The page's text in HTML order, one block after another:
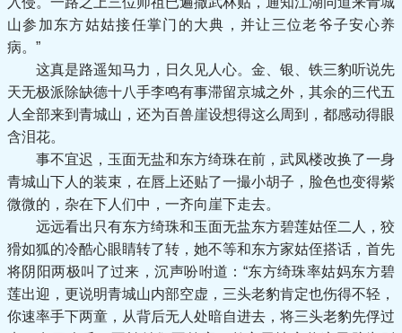
山参加东方姑姑接任掌门的大典，并让三位老爷子安心养
病。”
这真是路遥知马力，日久见人心。金、银、铁三豹听说先
天无极派除缺德十八手李鸣有事滞留京城之外，其余的三代五
人全部来到青城山，还为百兽崖设想得这么周到，都感动得眼
含泪花。
事不宜迟，玉面无盐和东方绮珠在前，武凤楼改换了一身
青城山下人的装束，在唇上还贴了一撮小胡子，脸色也变得紫
微微的，杂在下人们中，一齐向崖下走去。
远远看出只有东方绮珠和玉面无盐东方碧莲姑侄二人，狡
猾如狐的冷酷心眼睛转了转，她不等和东方家姑侄搭话，首先
将阴阳两极叫了过来，沉声吩咐道：“东方绮珠率姑妈东方碧
莲出迎，更说明青城山内部空虚，三头老豹肯定也伤得不轻，
你速率手下两童，从背后无人处暗自进去，将三头老豹先俘过